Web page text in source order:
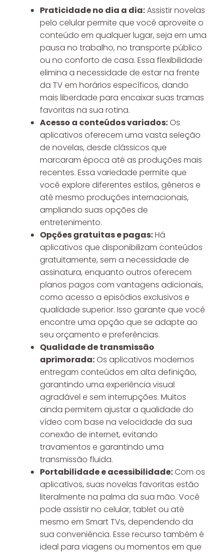
Praticidade no dia a dia:Assistir novelas
pelo celular permite que você aproveite o
conteúdo em qualquer lugar, seja em uma
pausa no trabalho, no transporte público
ou no conforto de casa. Essa flexibilidade
elimina a necessidade de estar na frente
da TV em horários específicos, dando
mais liberdade para encaixar suas tramas
favoritas na sua rotina.
Acesso a conteúdos variados:Os
aplicativos oferecem uma vasta seleção
de novelas, desde clássicos que
marcaram época até as produções mais
recentes. Essa variedade permite que
você explore diferentes estilos, gêneros e
até mesmo produções internacionais,
ampliando suas opções de
entretenimento.
Opções gratuitas e pagas:Há
aplicativos que disponibilizam conteúdos
gratuitamente, sem a necessidade de
assinatura, enquanto outros oferecem
planos pagos com vantagens adicionais,
como acesso a episódios exclusivos e
qualidade superior. Isso garante que você
encontre uma opção que se adapte ao
seu orçamento e preferências.
Qualidade de transmissão
aprimorada:Os aplicativos modernos
entregam conteúdos em alta definição,
garantindo uma experiência visual
agradável e sem interrupções. Muitos
ainda permitem ajustar a qualidade do
vídeo com base na velocidade da sua
conexão de internet, evitando
travamentos e garantindo uma
transmissão fluida.
Portabilidade e acessibilidade:Com os
aplicativos, suas novelas favoritas estão
literalmente na palma da sua mão. Você
pode assistir no celular, tablet ou até
mesmo em Smart TVs, dependendo da
sua conveniência. Esse recurso também é
ideal para viagens ou momentos em que